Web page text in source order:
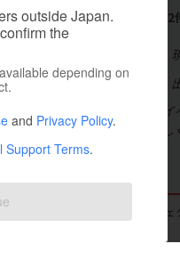
ロジェクト 注目の
ト・写真
ロジー・ガジェット
・映画
ネス・起業
づくり・地域活性化
outside Japan.
the
depending on
and Privacy Policy.
Support Terms.
これまでに2
出身国：日本
福岡県で音楽
いですがよろ
ト プロジ